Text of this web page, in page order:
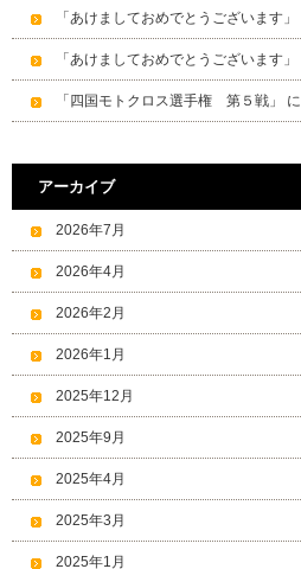
「あけましておめでとうございます」
「あけましておめでとうございます」
「四国モトクロス選手権 第５戦」 に
アーカイブ
2026年7月
2026年4月
2026年2月
2026年1月
2025年12月
2025年9月
2025年4月
2025年3月
2025年1月